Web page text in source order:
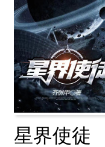
星界使徒